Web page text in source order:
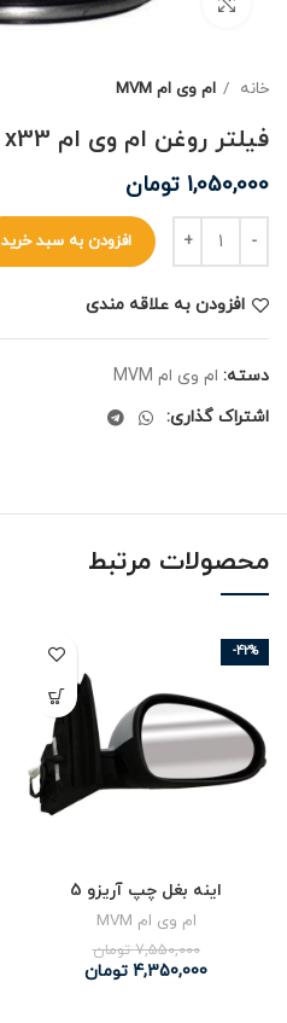
خانه ام وی ام MVM
فیلتر روغن ام وی ام x33
1,050,000 تومان
افزودن به سبد خرید
افزودن به علاقه مندی
دسته: ام وی ام MVM
اشتراک گذاری:
محصولات مرتبط
-42%
اینه بغل چپ آریزو 5
ام وی ام MVM
7,550,000 تومان
4,350,000 تومان